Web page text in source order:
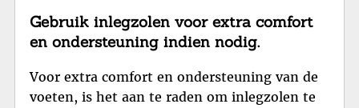
Gebruik inlegzolen voor extra comfort
en ondersteuning indien nodig.
Voor extra comfort en ondersteuning van de
voeten, is het aan te raden om inlegzolen te